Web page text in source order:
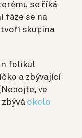
se říká
fáze se na
skupina
folikul
a zbývající
ve
okolo